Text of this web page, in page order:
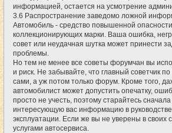
информацией, остается на усмотрение
3.6 Распространение заведомо ложной
Автомобиль - средство повышенной
коллекционирующих марки. Ваша ошибка,
совет или неудачная шутка может принести
проблемы.
Но тем не менее все советы форумчан вы
и риск. Не забывайте, что главный советчик
сами, а уж потом только форум. Кроме того,
автомобилист может допустить опечатку,
просто не учесть, поэтому старайтесь
интересующую вас информацию в
эксплуатации. Если же вы не уверены в своих
услугами автосервиса.